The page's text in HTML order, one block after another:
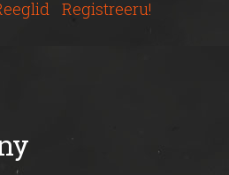
Registreeru!